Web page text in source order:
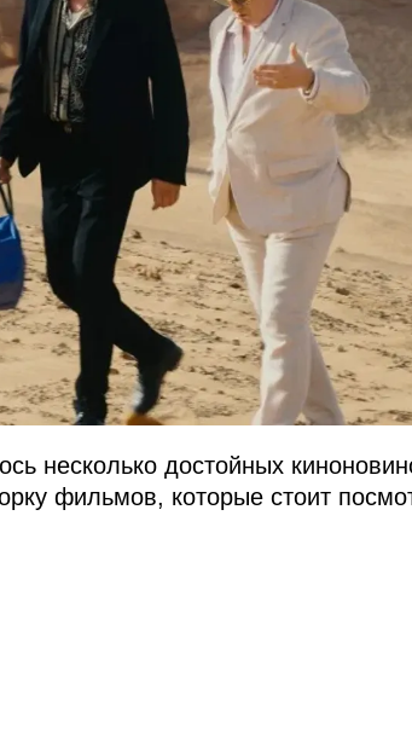
несколько достойных
фильмов, которые стоит